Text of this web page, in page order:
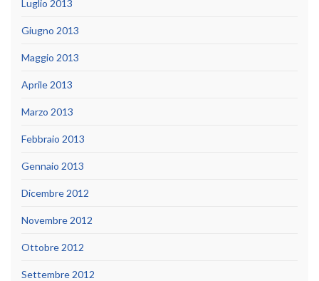
Luglio 2013
Giugno 2013
Maggio 2013
Aprile 2013
Marzo 2013
Febbraio 2013
Gennaio 2013
Dicembre 2012
Novembre 2012
Ottobre 2012
Settembre 2012